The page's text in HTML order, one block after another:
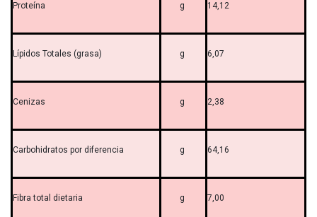
Proteína g 14,12
Lípidos Totales (grasa) g 6,07
Cenizas g 2,38
Carbohidratos por diferencia g 64,16
Fibra total dietaria g 7,00